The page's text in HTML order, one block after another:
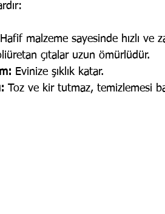
Hafif malzeme sayesinde hızlı ve
çıtalar uzun ömürlüdür.
Evinize şıklık katar.
Toz ve kir tutmaz, temizlemesi